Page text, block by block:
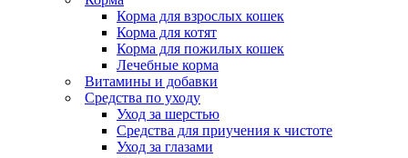
Корма для взрослых кошек
Корма для котят
Корма для пожилых кошек
Лечебные корма
Витамины и добавки
Средства по уходу
Уход за шерстью
Средства для приучения к чистоте
Уход за глазами